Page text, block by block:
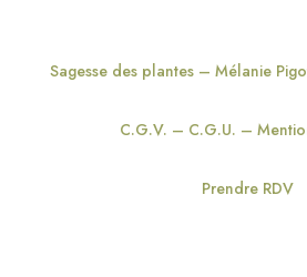
Sagesse des plantes – Mélanie
C.G.V. – C.G.U. –
Prendre RDV